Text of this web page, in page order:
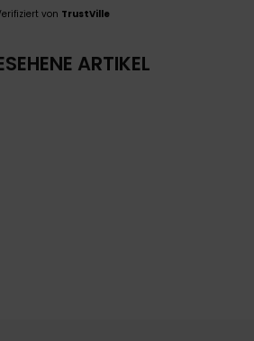
von TrustVille
ARTIKEL